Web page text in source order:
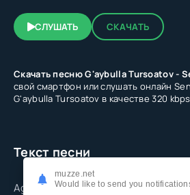
СЛУШАТЬ СКАЧАТЬ
Скачать песню G'aybulla Tursoatov -
свой смартфон или слушать онлайн
G'aybulla Tursoatov в качестве 320
Текст песни
Agar yonimda bo'lmasang hanuz
muzze.net
Would like to send you